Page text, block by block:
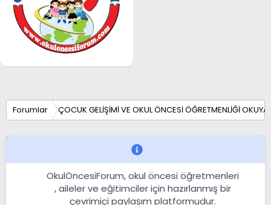
Forumlar ÇOCUK GELİŞİMİ VE OKUL ÖNCESİ ÖĞRETMENLİĞİ
OkulÖncesiForum, okul öncesi öğretmenleri
, aileler ve eğitimciler için hazırlanmış bir
çevrimiçi paylaşım platformudur.